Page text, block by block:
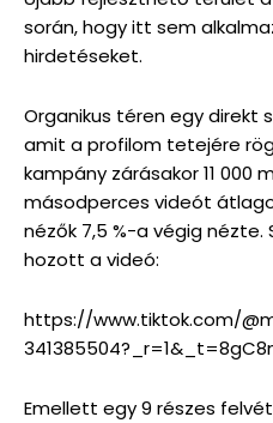
során, hogy itt sem
hirdetéseket.
Organikus téren egy
amit a profilom tetejére
kampány zárásakor 11 000
másodperces videót
nézők 7,5 %-a végig nézte.
hozott a videó:
https://www.tiktok.com/
Emellett egy 9 részes